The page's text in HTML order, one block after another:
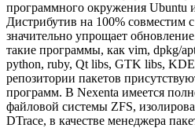
программного окружения Ubuntu
Дистрибутив на 100% совместим
значительно упрощает
такие программы, как vim, dpkg/
python, ruby, Qt libs, GTK libs,
репозитории пакетов
программ. В Nexenta имеется
файловой системы ZFS,
DTrace, в качестве менеджера